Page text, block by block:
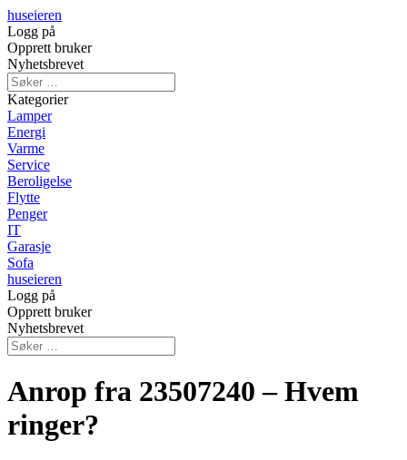
huseieren
Logg på
Opprett bruker
Nyhetsbrevet
Kategorier
Lamper
Energi
Varme
Service
Beroligelse
Flytte
Penger
IT
Garasje
Sofa
huseieren
Logg på
Opprett bruker
Nyhetsbrevet
Anrop fra 23507240 – Hvem
ringer?